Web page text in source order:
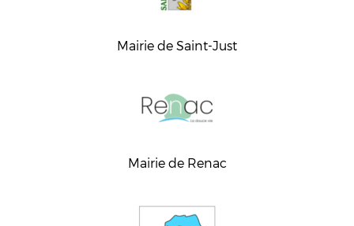
Mairie de Saint-Just
Mairie de Renac